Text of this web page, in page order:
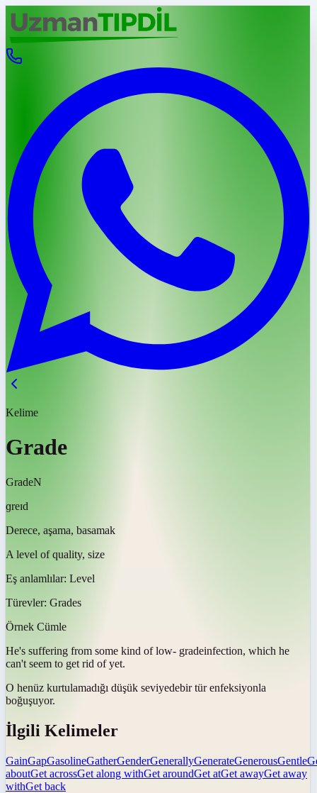
Kelime
Grade
GradeN
ɡreɪd
Derece, aşama, basamak
A level of quality, size
Eş anlamlılar: Level
Türevler: Grades
Örnek Cümle
He's suffering from some kind of low- gradeinfection, which he
can't seem to get rid of yet.
O henüz kurtulamadığı düşük seviyedebir tür enfeksiyonla
boğuşuyor.
İlgili Kelimeler
GainGapGasolineGatherGenderGenerallyGenerateGenerousGentle
aboutGet acrossGet along withGet aroundGet atGet awayGet away
withGet back